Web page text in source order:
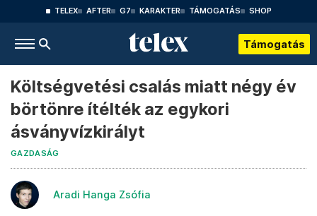
TELEX AFTER G7 KARAKTER TÁMOGATÁS SHOP
Támogatás
Költségvetési csalás miatt négy év
börtönre ítélték az egykori
ásványvízkirályt
GAZDASÁG
Aradi Hanga Zsófia